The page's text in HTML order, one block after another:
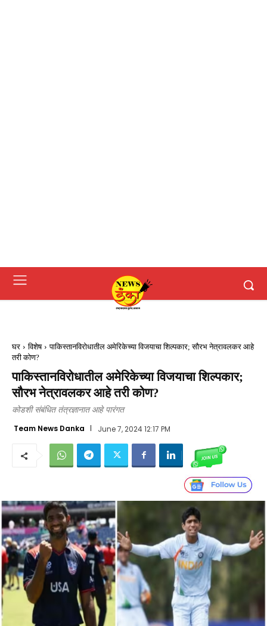
घर विशेष
पाकिस्तानविरोधातील अमेरिकेच्या विजयाचा शिल्पकार; सौरभ नेत्रावलकर आहे
तरी कोण?
पाकिस्तानविरोधातील अमेरिकेच्या विजयाचा शिल्पकार;
सौरभ नेत्रावलकर आहे तरी कोण?
कोडशी संबंधित तंत्रज्ञानात आहे पारंगत
Team News Danka June 7, 2024 12:17 PM